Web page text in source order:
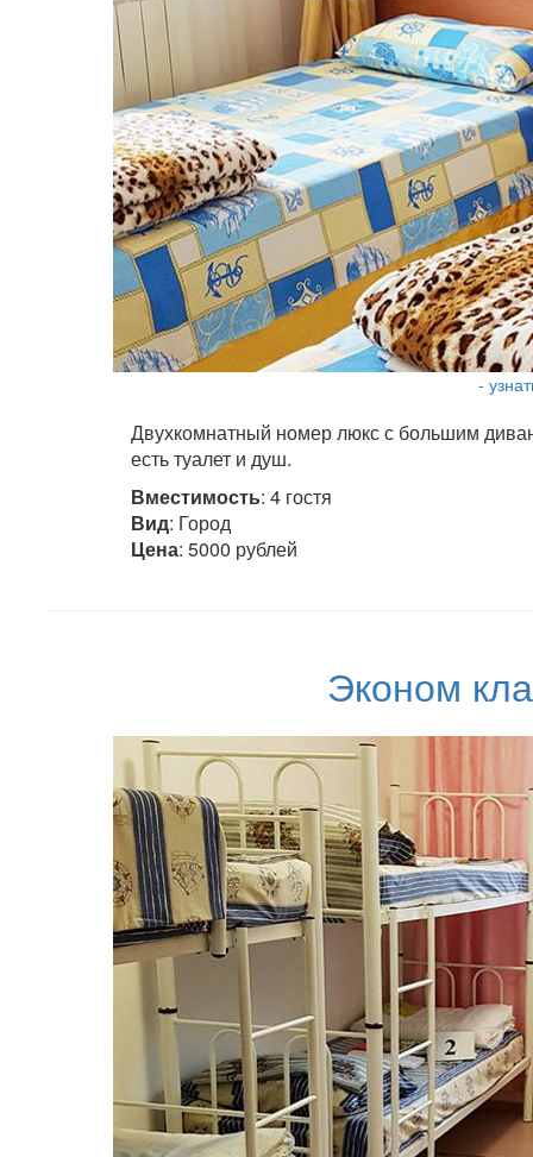
-
Двухкомнатный номер люкс с большим
есть туалет и душ.
Вместимость: 4 гостя
Вид: Город
Цена: 5000 рублей
Эконом